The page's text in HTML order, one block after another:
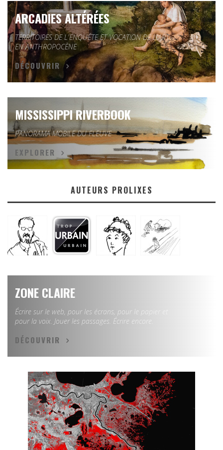
ARCADIES ALTÉRÉES
TERRITOIRES DE L'ENQUÊTE ET VOCATION DE L'ART
EN ANTHROPOCÈNE
DÉCOUVRIR
MISSISSIPPI RIVERBOOK
PANORAMA MOBILE DU FLEUVE
EXPLORER
AUTEURS PROLIXES
ZONE CLAIRE
Écrire sur le web, pour les écrans, pour le papier et
pour la voix. Jouer les passages. Écrire encore.
DÉCOUVRIR